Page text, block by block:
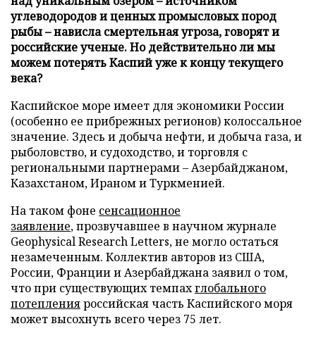
углеводородов и ценных промысловых пород
рыбы – нависла смертельная угроза, говорят и
российские ученые. Но действительно ли мы
можем потерять Каспий уже к концу текущего
века?
Каспийское море имеет для экономики России
(особенно ее прибрежных регионов) колоссальное
значение. Здесь и добыча нефти, и добыча газа, и
рыболовство, и судоходство, и торговля с
региональными партнерами – Азербайджаном,
Казахстаном, Ираном и Туркменией.
На таком фоне сенсационное
заявление, прозвучавшее в научном журнале
Geophysical Research Letters, не могло остаться
незамеченным. Коллектив авторов из США,
России, Франции и Азербайджана заявил о том,
что при существующих темпахглобального
потепленияроссийская часть Каспийского моря
может высохнуть всего через 75 лет.